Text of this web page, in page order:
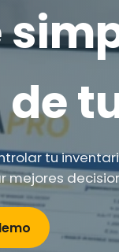
tu
mejores